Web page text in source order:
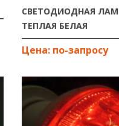
СВЕТОДИОДНАЯ
ТЕПЛАЯ БЕЛАЯ